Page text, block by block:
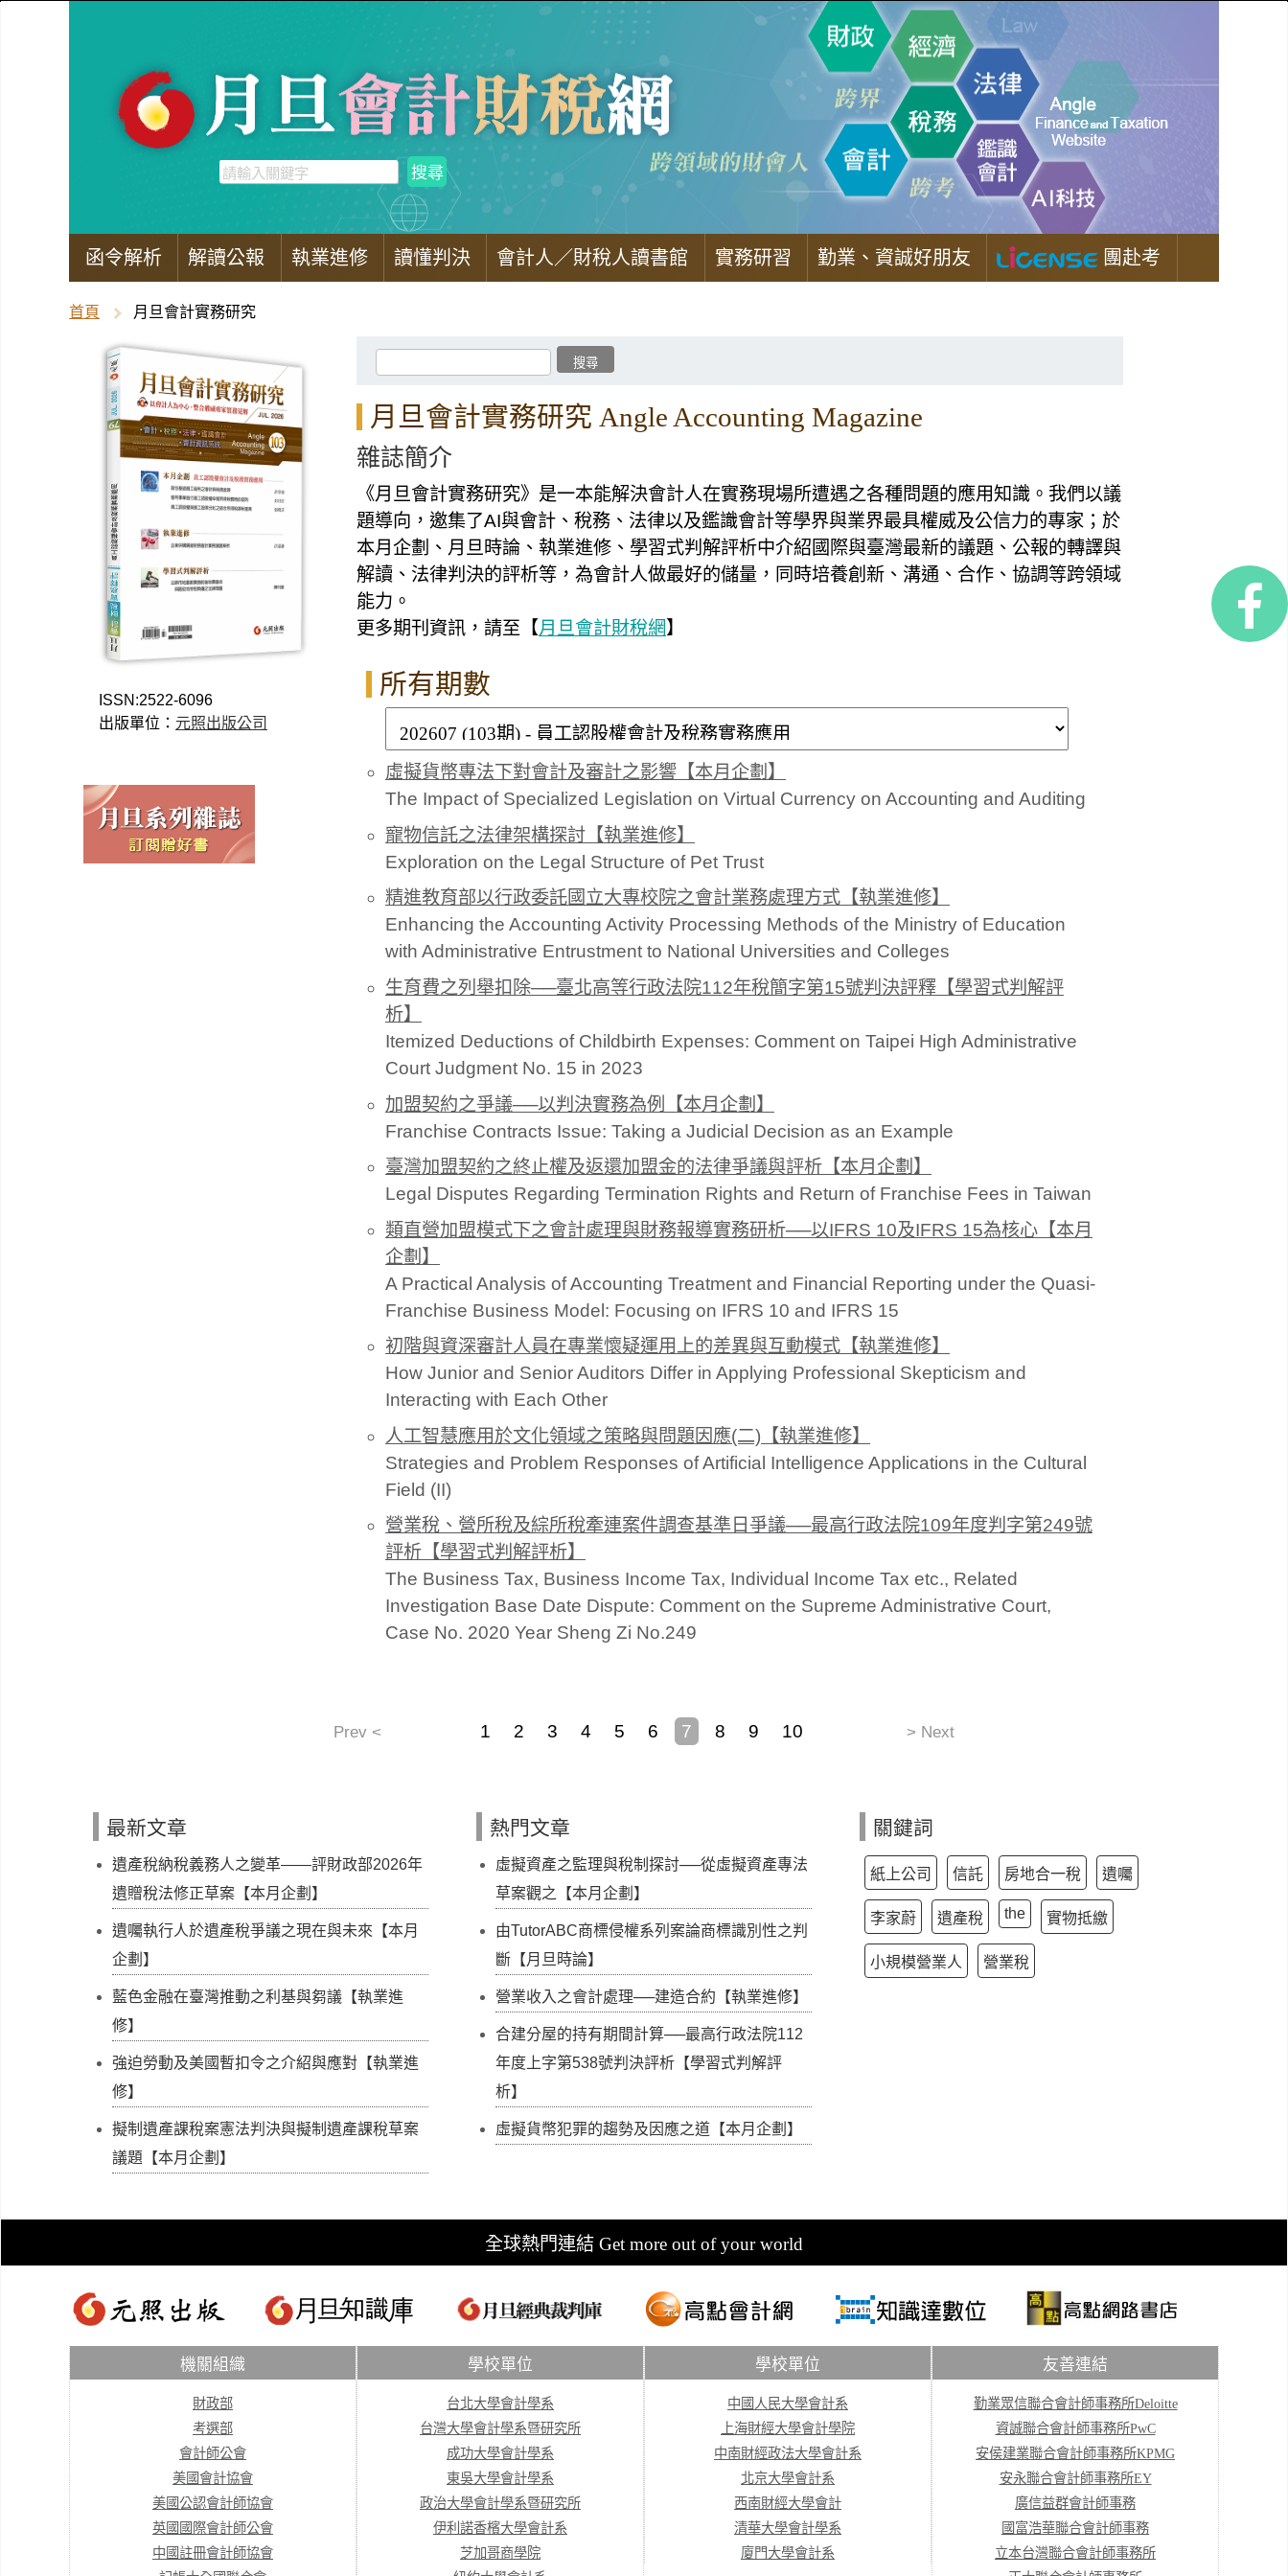
函令解析 解讀公報 執業進修 讀懂判決 會計人／財稅人讀書館 實務研習 勤業、資誠好朋友 團赴考
首頁 月旦會計實務研究
ISSN:2522-6096
出版單位： 元照出版公司
月旦會計實務研究 Angle Accounting Magazine
雜誌簡介
《月旦會計實務研究》是一本能解決會計人在實務現場所遭遇之各種問題的應用知識。我們以議
題導向，邀集了AI與會計、稅務、法律以及鑑識會計等學界與業界最具權威及公信力的專家；於
本月企劃、月旦時論、執業進修、學習式判解評析中介紹國際與臺灣最新的議題、公報的轉譯與
解讀、法律判決的評析等，為會計人做最好的儲量，同時培養創新、溝通、合作、協調等跨領域
能力。
更多期刊資訊，請至【月旦會計財稅網】
所有期數
虛擬貨幣專法下對會計及審計之影響【本月企劃】
The Impact of Specialized Legislation on Virtual Currency on Accounting and Auditing
寵物信託之法律架構探討【執業進修】
Exploration on the Legal Structure of Pet Trust
精進教育部以行政委託國立大專校院之會計業務處理方式【執業進修】
Enhancing the Accounting Activity Processing Methods of the Ministry of Education
with Administrative Entrustment to National Universities and Colleges
生育費之列舉扣除──臺北高等行政法院112年稅簡字第15號判決評釋【學習式判解評
析】
Itemized Deductions of Childbirth Expenses: Comment on Taipei High Administrative
Court Judgment No. 15 in 2023
加盟契約之爭議──以判決實務為例【本月企劃】
Franchise Contracts Issue: Taking a Judicial Decision as an Example
臺灣加盟契約之終止權及返還加盟金的法律爭議與評析【本月企劃】
Legal Disputes Regarding Termination Rights and Return of Franchise Fees in Taiwan
類直營加盟模式下之會計處理與財務報導實務研析──以IFRS 10及IFRS 15為核心【本月
企劃】
A Practical Analysis of Accounting Treatment and Financial Reporting under the Quasi-
Franchise Business Model: Focusing on IFRS 10 and IFRS 15
初階與資深審計人員在專業懷疑運用上的差異與互動模式【執業進修】
How Junior and Senior Auditors Differ in Applying Professional Skepticism and
Interacting with Each Other
人工智慧應用於文化領域之策略與問題因應(二)【執業進修】
Strategies and Problem Responses of Artificial Intelligence Applications in the Cultural
Field (II)
營業稅、營所稅及綜所稅牽連案件調查基準日爭議──最高行政法院109年度判字第249號
評析【學習式判解評析】
The Business Tax, Business Income Tax, Individual Income Tax etc., Related
Investigation Base Date Dispute: Comment on the Supreme Administrative Court,
Case No. 2020 Year Sheng Zi No.249
Prev < 1 2 3 4 5 6 7 8 9 10 > Next
最新文章
遺產稅納稅義務人之變革——評財政部2026年
遺贈稅法修正草案【本月企劃】
遺囑執行人於遺產稅爭議之現在與未來【本月
企劃】
藍色金融在臺灣推動之利基與芻議【執業進
修】
強迫勞動及美國暫扣令之介紹與應對【執業進
修】
擬制遺產課稅案憲法判決與擬制遺產課稅草案
議題【本月企劃】
熱門文章
虛擬資產之監理與稅制探討──從虛擬資產專法
草案觀之【本月企劃】
由TutorABC商標侵權系列案論商標識別性之判
斷【月旦時論】
營業收入之會計處理──建造合約【執業進修】
合建分屋的持有期間計算──最高行政法院112
年度上字第538號判決評析【學習式判解評
析】
虛擬貨幣犯罪的趨勢及因應之道【本月企劃】
關鍵詞
紙上公司 信託 房地合一稅 遺囑
李家蔚 遺產稅 the 實物抵繳
小規模營業人 營業稅
全球熱門連結 Get more out of your world
機關組織
財政部
考選部
會計師公會
美國會計協會
美國公認會計師協會
英國國際會計師公會
中國註冊會計師協會
學校單位
台北大學會計學系
台灣大學會計學系暨研究所
成功大學會計學系
東吳大學會計學系
政治大學會計學系暨研究所
伊利諾香檳大學會計系
芝加哥商學院
學校單位
中國人民大學會計系
上海財經大學會計學院
中南財經政法大學會計系
北京大學會計系
西南財經大學會計
清華大學會計學系
廈門大學會計系
友善連結
勤業眾信聯合會計師事務所Deloitte
資誠聯合會計師事務所PwC
安侯建業聯合會計師事務所KPMG
安永聯合會計師事務所EY
廣信益群會計師事務
國富浩華聯合會計師事務
立本台灣聯合會計師事務所